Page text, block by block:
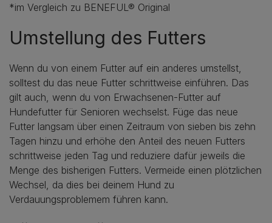
*im Vergleich zu BENEFUL® Original
Umstellung des Futters
Wenn du von einem Futter auf ein anderes umstellst,
solltest du das neue Futter schrittweise einführen. Das
gilt auch, wenn du von Erwachsenen-Futter auf
Hundefutter für Senioren wechselst. Füge das neue
Futter langsam über einen Zeitraum von sieben bis zehn
Tagen hinzu und erhöhe den Anteil des neuen Futters
schrittweise jeden Tag und reduziere dafür jeweils die
Menge des bisherigen Futters. Vermeide einen plötzlichen
Wechsel, da dies bei deinem Hund zu
Verdauungsproblemem führen kann.